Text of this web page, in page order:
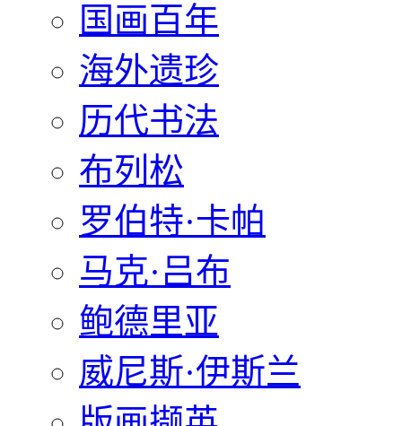
国画百年
海外遗珍
历代书法
布列松
罗伯特·卡帕
马克·吕布
鲍德里亚
威尼斯·伊斯兰